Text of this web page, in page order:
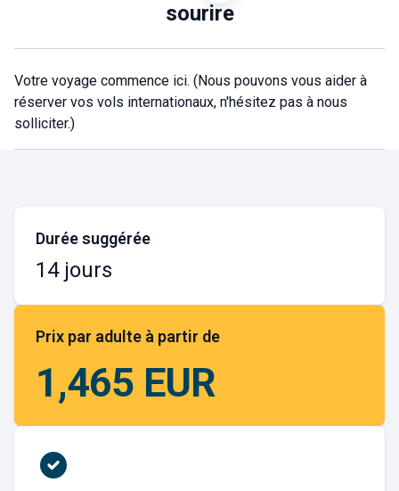
sourire
Votre voyage commence ici. (Nous pouvons vous aider à
réserver vos vols internationaux, n'hésitez pas à nous
solliciter.)
Durée suggérée
14 jours
Prix par adulte à partir de
1,465 EUR